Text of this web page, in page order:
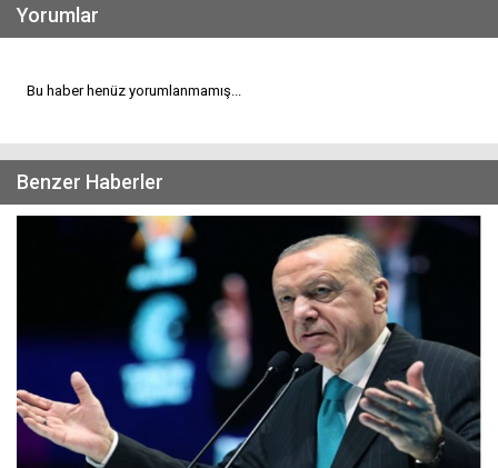
Yorumlar
Bu haber henüz yorumlanmamış...
Benzer Haberler